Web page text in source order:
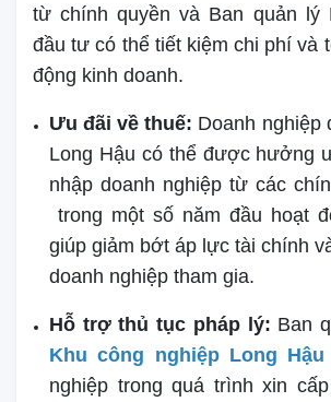
từ chính quyền và Ban quản lý
đầu tư có thể tiết kiệm chi phí và
động kinh doanh.
Ưu đãi về thuế: Doanh nghiệp
Long Hậu có thể được hưởng
nhập doanh nghiệp từ các
trong một số năm đầu hoạt
giúp giảm bớt áp lực tài chính
doanh nghiệp tham gia.
Hỗ trợ thủ tục pháp lý: Ban
Khu công nghiệp Long Hậu
nghiệp trong quá trình xin